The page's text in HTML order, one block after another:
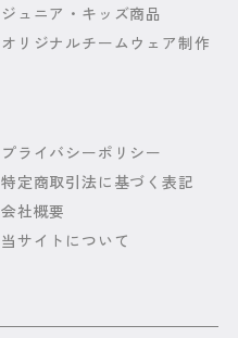
ジュニア・キッズ商品
オリジナルチームウェア制作
プライバシーポリシー
特定商取引法に基づく表記
会社概要
当サイトについて